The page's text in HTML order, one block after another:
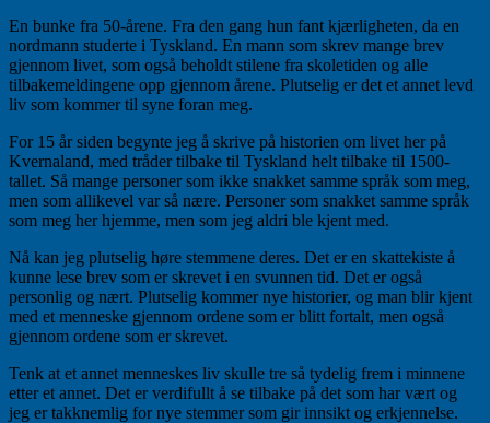
En bunke fra 50-årene. Fra den gang hun fant kjærligheten, da en
nordmann studerte i Tyskland. En mann som skrev mange brev
gjennom livet, som også beholdt stilene fra skoletiden og alle
tilbakemeldingene opp gjennom årene. Plutselig er det et annet levd
liv som kommer til syne foran meg.
For 15 år siden begynte jeg å skrive på historien om livet her på
Kvernaland, med tråder tilbake til Tyskland helt tilbake til 1500-
tallet. Så mange personer som ikke snakket samme språk som meg,
men som allikevel var så nære. Personer som snakket samme språk
som meg her hjemme, men som jeg aldri ble kjent med.
Nå kan jeg plutselig høre stemmene deres. Det er en skattekiste å
kunne lese brev som er skrevet i en svunnen tid. Det er også
personlig og nært. Plutselig kommer nye historier, og man blir kjent
med et menneske gjennom ordene som er blitt fortalt, men også
gjennom ordene som er skrevet.
Tenk at et annet menneskes liv skulle tre så tydelig frem i minnene
etter et annet. Det er verdifullt å se tilbake på det som har vært og
jeg er takknemlig for nye stemmer som gir innsikt og erkjennelse.